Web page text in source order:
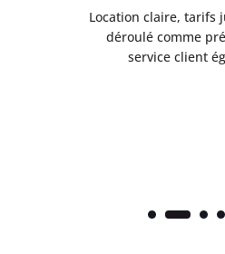
Location claire, tarifs
déroulé comme
service client